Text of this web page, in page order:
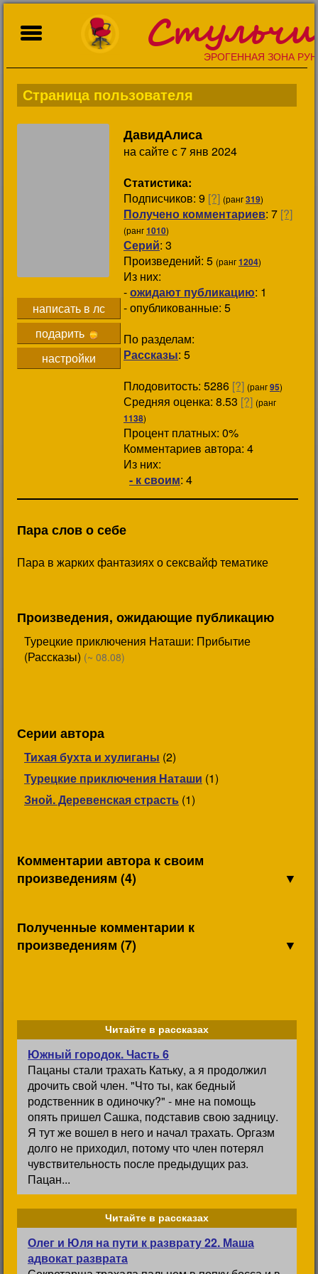
ЭРОГЕННАЯ ЗОНА
Страница пользователя
написать в лс
подарить
настройки
ДавидАлиса
на сайте с 7 янв 2024
Статистика:
Подписчиков: 9 [?] (ранг319)
Получено комментариев: 7 [?]
(ранг1010)
Серий: 3
Произведений: 5 (ранг1204)
Из них:
-ожидают публикацию: 1
- опубликованные: 5
По разделам:
Рассказы: 5
Плодовитость: 5286 [?] (ранг95)
Средняя оценка: 8.53 [?] (ранг
1138)
Процент платных: 0%
Комментариев автора: 4
Из них:
- к своим: 4
Пара слов о себе
Пара в жарких фантазиях о сексвайф тематике
Произведения, ожидающие публикацию
Турецкие приключения Наташи: Прибытие
(Рассказы) (~ 08.08)
Серии автора
Тихая бухта и хулиганы (2)
Турецкие приключения Наташи (1)
Зной. Деревенская страсть (1)
Комментарии автора к своим
произведениям (4)
▼
Полученные комментарии к
произведениям (7)
▼
Читайте в рассказах
Южный городок. Часть 6
Пацаны стали трахать Катьку, а я продолжил
дрочить свой член. "Что ты, как бедный
родственник в одиночку?" - мне на помощь
опять пришел Сашка, подставив свою задницу.
Я тут же вошел в него и начал трахать. Оргазм
долго не приходил, потому что член потерял
чувствительность после предыдущих раз.
Пацан...
Читайте в рассказах
Олег и Юля на пути к разврату 22. Маша
адвокат разврата